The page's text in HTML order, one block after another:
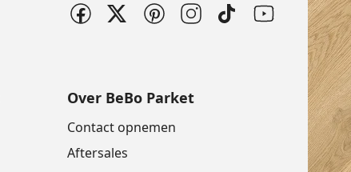
Over BeBo Parket
Contact opnemen
Aftersales